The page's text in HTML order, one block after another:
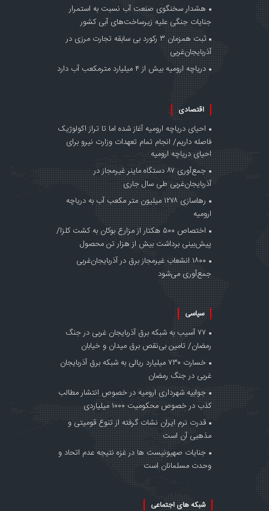
هشدار سخنگوی صنعت آب نسبت به استمرار
جنایات جنگی علیه زیرساخت‌های آبی کشور
ثبت همزمان ۳ رکورد بی سابقه تجارت مرزی در
آذربایجان‌غربی
دریاچه ارومیه بیش از ۴ میلیارد مترمکعب آب دارد
اقتصادی
احیای دریاچه ارومیه آغاز شده اما تا تراز اکولوژیک
فاصله داریم/ انجام تمام تعهدات وزارت نیرو برای
احیای دریاچه ارومیه
جمع‌آوری ۸۷ دستگاه ماینر غیرمجاز در
آذربایجان‌غربی طی سال جاری
رهاسازی ۱۲۷۸ میلیون متر مکعب آب به دریاچه
ارومیه
اختصاص ۵۰۰ هکتار از مزارع بوکان به کشت کلزا/
پیش‌بینی برداشت بیش از هزار تن محصول
۱۸۰۰ انشعاب غیرمجاز برق در آذربایجان‌غربی
جمع‌آوری می‌شود
سیاسی
۷۷ آسیب به شبکه برق آذربایجان غربی در جنگ‌
رمضان/ تامین بی‌نقص برق میدان و خیابان
خسارت ۷۳۰ میلیارد ریالی به شبکه برق آذربایجان
غربی در جنگ‌ رمضان
جوابیه شهرداری ارومیه در خصوص انتشار مطالب
کذب در خصوص محکومیت ۱۰۰۰ میلیاردی
قدرت نرم ایران نشات گرفته از تنوع قومیتی و
مذهبی آن است
جنایات صهیونیست ها در غزه نتیجه عدم اتحاد و
وحدت مسلمانان است
شبکه های اجتماعی